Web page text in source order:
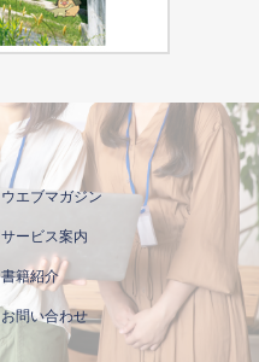
ウエブマガジン
サービス案内
書籍紹介
お問い合わせ